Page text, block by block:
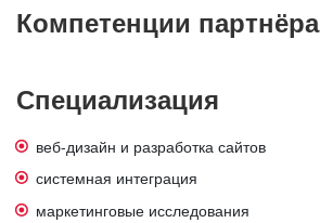
Компетенции партнёра
Специализация
веб-дизайн и разработка сайтов
системная интеграция
маркетинговые исследования